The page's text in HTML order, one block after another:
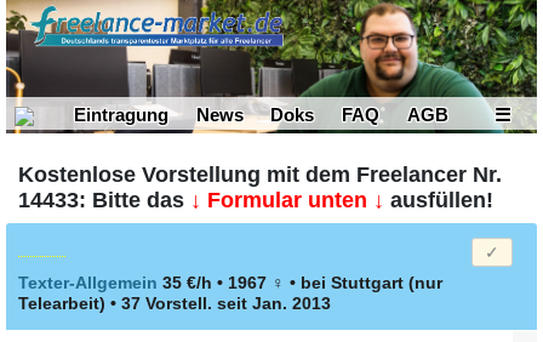
Eintragung News Doks FAQ AGB ☰
Kostenlose Vorstellung mit dem Freelancer Nr.
14433: Bitte das ↓ Formular unten ↓ ausfüllen!
Texter-Allgemein 35 €/h • 1967 ♀ • bei Stuttgart (nur
Telearbeit) • 37 Vorstell. seit Jan. 2013